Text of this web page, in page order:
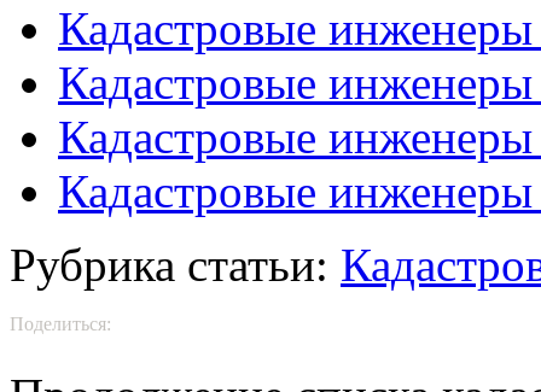
Кадастровые инженеры
Кадастровые
Кадастровые
Кадастровые
Рубрика статьи:
Поделиться: